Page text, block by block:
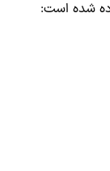
شده است: